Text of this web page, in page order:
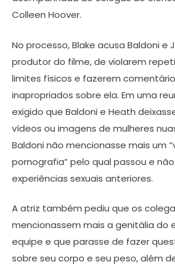
Colleen Hoover.
No processo, Blake acusa Baldoni e
produtor do filme, de violarem
limites físicos e fazerem
inapropriados sobre ela. Em uma
exigido que Baldoni e Heath
vídeos ou imagens de mulheres
Baldoni não mencionasse mais um
pornografia” pelo qual passou e
experiências sexuais anteriores.
A atriz também pediu que os
mencionassem mais a genitália do
equipe e que parasse de fazer
sobre seu corpo e seu peso, além